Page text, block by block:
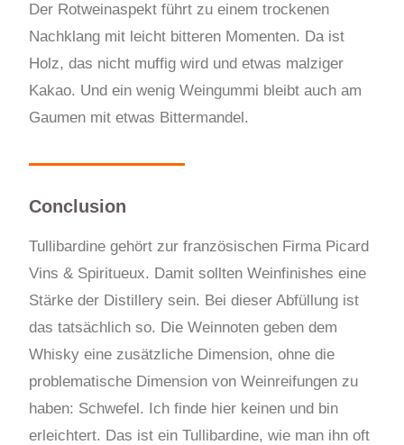
Der Rotweinaspekt führt zu einem trockenen
Nachklang mit leicht bitteren Momenten. Da ist
Holz, das nicht muffig wird und etwas malziger
Kakao. Und ein wenig Weingummi bleibt auch am
Gaumen mit etwas Bittermandel.
Conclusion
Tullibardine gehört zur französischen Firma Picard
Vins & Spiritueux. Damit sollten Weinfinishes eine
Stärke der Distillery sein. Bei dieser Abfüllung ist
das tatsächlich so. Die Weinnoten geben dem
Whisky eine zusätzliche Dimension, ohne die
problematische Dimension von Weinreifungen zu
haben: Schwefel. Ich finde hier keinen und bin
erleichtert. Das ist ein Tullibardine, wie man ihn oft